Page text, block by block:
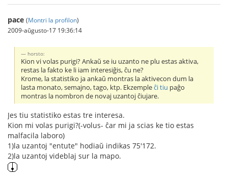
pace (Montri la profilon)
2009-aŭgusto-17 19:36:14
horsto:
Kion vi volas purigi? Ankaŭ se iu uzanto ne plu estas aktiva,
restas la fakto ke li iam interesiĝis, ĉu ne?
Krome, la statistiko ja ankaŭ montras la aktivecon dum la
lasta monato, semajno, tago, ktp. Ekzempleĉi tiu paĝo
montras la nombron de novaj uzantoj ĉiujare.
Jes tiu statistiko estas tre interesa.
Kion mi volas purigi?(-volus- ĉar mi ja scias ke tio estas
malfacila laboro)
1)la uzantoj "entute" hodiaŭ indikas 75'172.
2)la uzantoj videblaj sur la mapo.